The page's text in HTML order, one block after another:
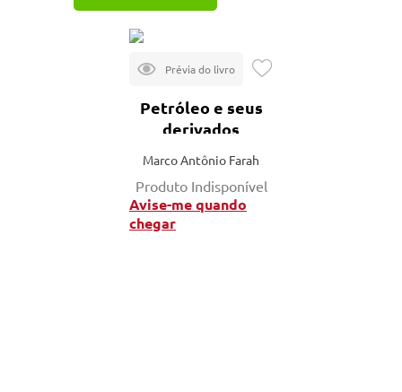
Petróleo e seus
derivados
Marco Antônio Farah
Produto Indisponível
Avise-me quando
chegar